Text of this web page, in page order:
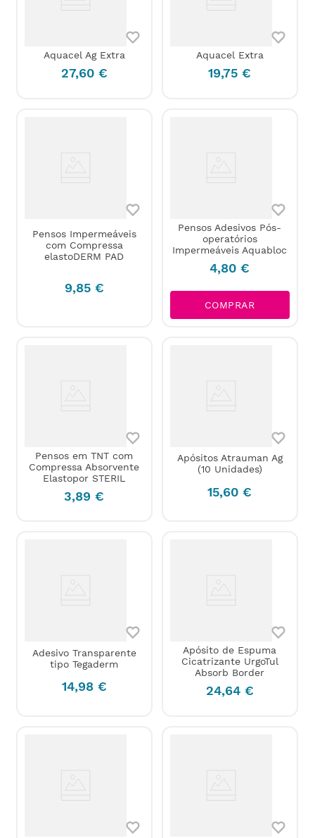
Aquacel Ag Extra
27,60 €
Aquacel Extra
19,75 €
Pensos Impermeáveis
com Compressa
elastoDERM PAD
9,85 €
Pensos Adesivos Pós-
operatórios
Impermeáveis Aquabloc
4,80 €
COMPRAR
Pensos em TNT com
Compressa Absorvente
Elastopor STERIL
3,89 €
Apósitos Atrauman Ag
(10 Unidades)
15,60 €
Adesivo Transparente
tipo Tegaderm
14,98 €
Apósito de Espuma
Cicatrizante UrgoTul
Absorb Border
24,64 €